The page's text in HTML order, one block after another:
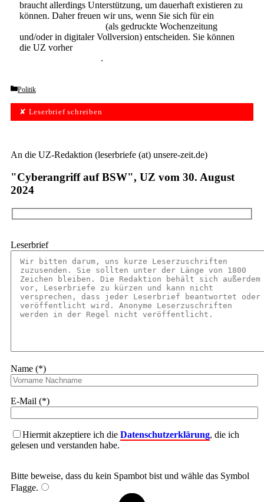
braucht allerdings Unterstützung, um dauerhaft existieren zu
können. Daher freuen wir uns, wenn Sie sich für ein
(als gedruckte Wochenzeitung
und/oder in digitaler Vollversion) entscheiden. Sie können
die UZ vorher
.
Categories
Politik
✘ Leserbrief schreiben
An die UZ-Redaktion (leserbriefe (at) unsere-zeit.de)
"Cyberangriff auf BSW", UZ vom 30. August
2024
Leserbrief
Name (*)
E-Mail (*)
Hiermit akzeptiere ich die Datenschutzerklärung, die ich
gelesen und verstanden habe.
Bitte beweise, dass du kein Spambot bist und wähle das Symbol
Flagge.